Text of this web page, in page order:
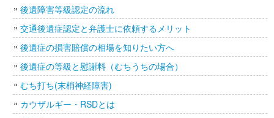
後遺障害等級認定の流れ
交通後遺症認定と弁護士に依頼するメリット
後遺症の損害賠償の相場を知りたい方へ
後遺症の等級と慰謝料（むちうちの場合）
むち打ち(末梢神経障害)
カウザルギー・RSDとは